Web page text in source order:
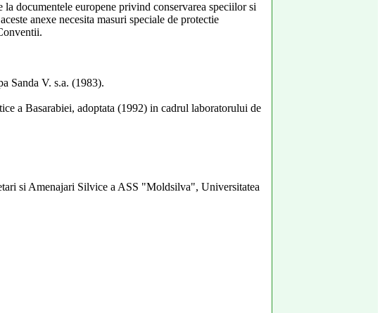
documentele europene privind conservarea speciilor si
anexe necesita masuri speciale de protectie
Sanda V. s.a. (1983).
a Basarabiei, adoptata (1992) in cadrul laboratorului de
si Amenajari Silvice a ASS "Moldsilva", Universitatea